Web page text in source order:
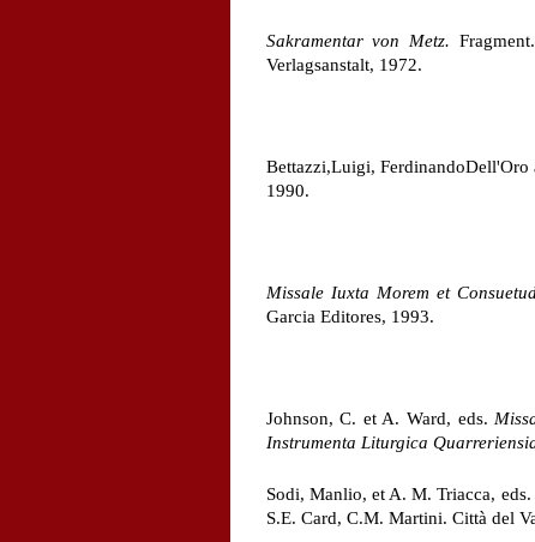
Sakramentar von Metz.
Verlagsanstalt, 1972.
Bettazzi,Luigi,
1990.
Missale Iuxta Morem et
Garcia Editores, 1993.
Johnson, C. et A. Ward, eds.
Instrumenta Liturgica
Sodi, Manlio, et A. M. Triacca, eds.
S.E. Card, C.M. Martini. Città del